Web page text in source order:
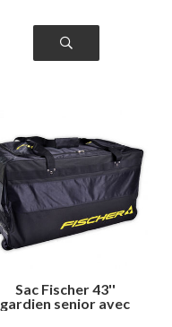
Sac Fischer 43''
gardien senior avec